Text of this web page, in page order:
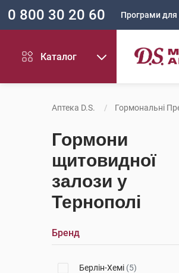
0 800 30 20 60 Програми для
Каталог
Аптека D.S. Гормональні
Гормони
щитовидної
залози у
Тернополі
Бренд
Берлін-Хемі (5)